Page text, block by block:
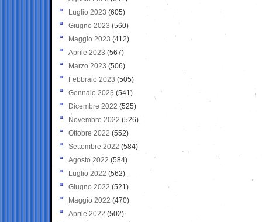
Luglio 2023 (605)
Giugno 2023 (560)
Maggio 2023 (412)
Aprile 2023 (567)
Marzo 2023 (506)
Febbraio 2023 (505)
Gennaio 2023 (541)
Dicembre 2022 (525)
Novembre 2022 (526)
Ottobre 2022 (552)
Settembre 2022 (584)
Agosto 2022 (584)
Luglio 2022 (562)
Giugno 2022 (521)
Maggio 2022 (470)
Aprile 2022 (502)